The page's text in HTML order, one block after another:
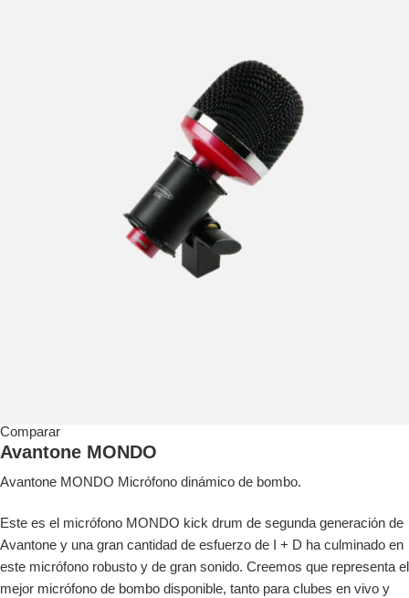
Comparar
Avantone MONDO
Avantone MONDO Micrófono dinámico de bombo.
Este es el micrófono MONDO kick drum de segunda generación de
Avantone y una gran cantidad de esfuerzo de I + D ha culminado en
este micrófono robusto y de gran sonido. Creemos que representa el
mejor micrófono de bombo disponible, tanto para clubes en vivo y